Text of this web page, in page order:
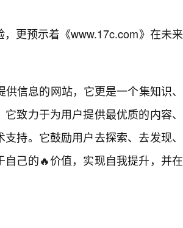
更预示着《www.17c.com》在未来
信息的网站，它更是一个集知识、
致力于为用户提供最优质的内容、
持。它鼓励用户去探索、去发现、
己的🔥价值，实现自我提升，并在